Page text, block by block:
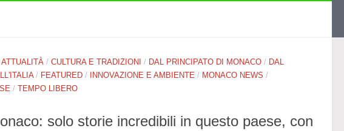
ATTUALITÀ / CULTURA E TRADIZIONI / DAL PRINCIPATO DI MONACO / DAL
/ FEATURED / INNOVAZIONE E AMBIENTE / MONACO NEWS /
/ TEMPO LIBERO
solo storie incredibili in questo paese, con